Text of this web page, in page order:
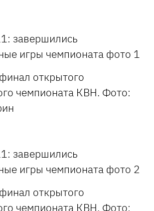
открытого
чемпионата КВН. Фото:
открытого
чемпионата КВН. Фото: